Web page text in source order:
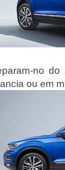
no
ou em